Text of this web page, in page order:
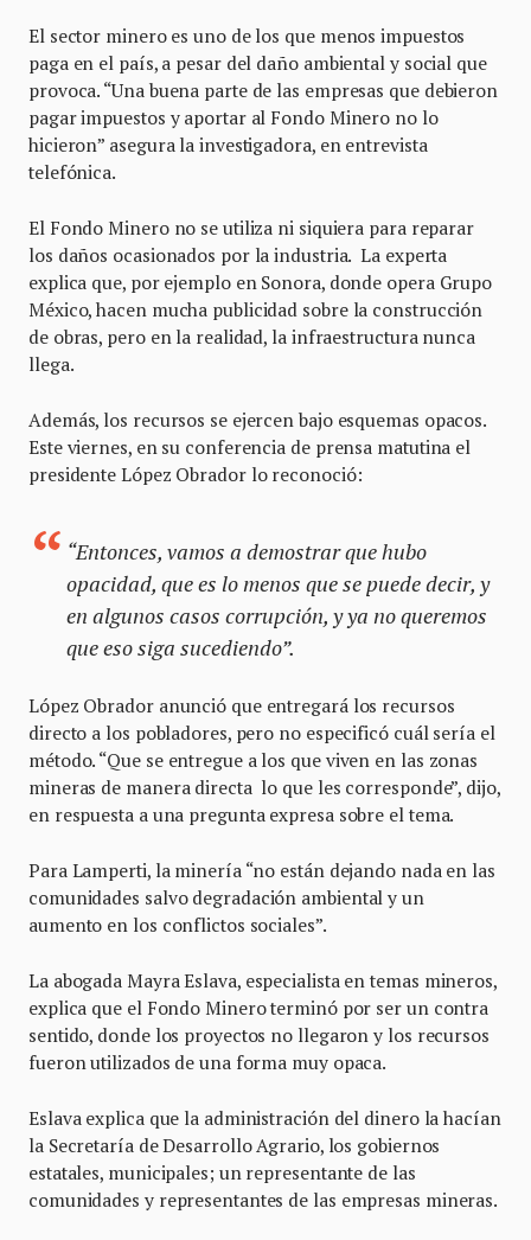
El sector minero es uno de los que menos impuestos
paga en el país, a pesar del daño ambiental y social que
provoca. “Una buena parte de las empresas que debieron
pagar impuestos y aportar al Fondo Minero no lo
hicieron” asegura la investigadora, en entrevista
telefónica.
El Fondo Minero no se utiliza ni siquiera para reparar
los daños ocasionados por la industria. La experta
explica que, por ejemplo en Sonora, donde opera Grupo
México, hacen mucha publicidad sobre la construcción
de obras, pero en la realidad, la infraestructura nunca
llega.
Además, los recursos se ejercen bajo esquemas opacos.
Este viernes, en su conferencia de prensa matutina el
presidente López Obrador lo reconoció:
“Entonces, vamos a demostrar que hubo
opacidad, que es lo menos que se puede decir, y
en algunos casos corrupción, y ya no queremos
que eso siga sucediendo”.
López Obrador anunció que entregará los recursos
directo a los pobladores, pero no especificó cuál sería el
método. “Que se entregue a los que viven en las zonas
mineras de manera directa lo que les corresponde”, dijo,
en respuesta a una pregunta expresa sobre el tema.
Para Lamperti, la minería “no están dejando nada en las
comunidades salvo degradación ambiental y un
aumento en los conflictos sociales”.
La abogada Mayra Eslava, especialista en temas mineros,
explica que el Fondo Minero terminó por ser un contra
sentido, donde los proyectos no llegaron y los recursos
fueron utilizados de una forma muy opaca.
Eslava explica que la administración del dinero la hacían
la Secretaría de Desarrollo Agrario, los gobiernos
estatales, municipales; un representante de las
comunidades y representantes de las empresas mineras.